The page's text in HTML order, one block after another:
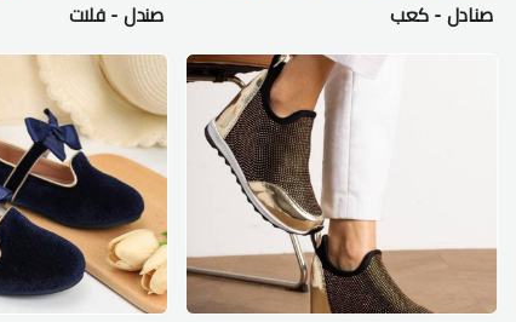
صنادل - كعب صندل - فلات